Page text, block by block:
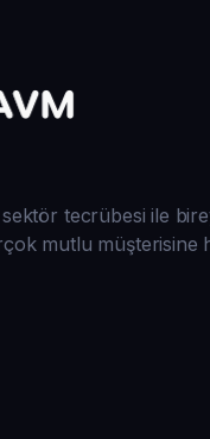
sektör tecrübesi ile
mutlu müşterisine